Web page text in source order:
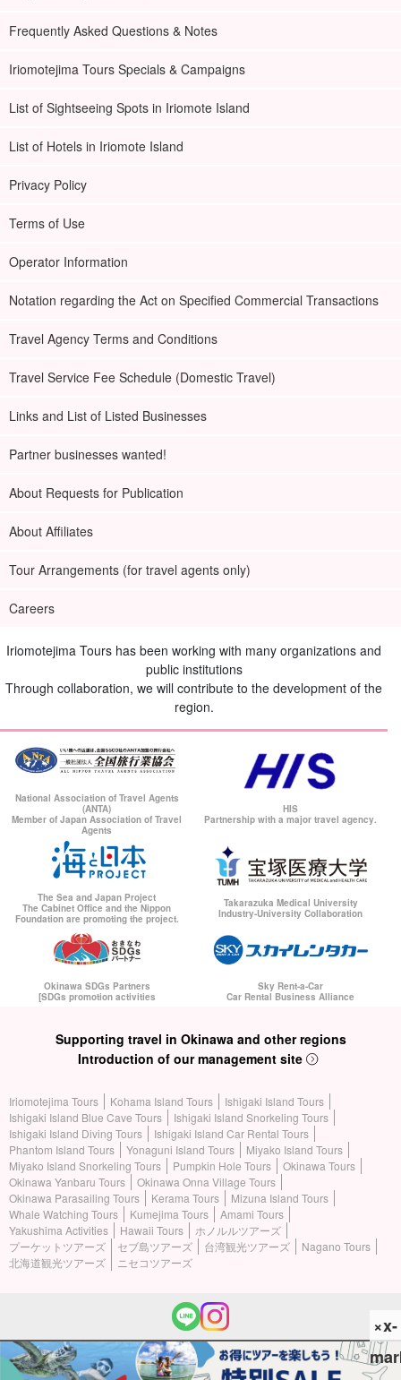
Frequently Asked Questions & Notes
Iriomotejima Tours Specials & Campaigns
List of Sightseeing Spots in Iriomote Island
List of Hotels in Iriomote Island
Privacy Policy
Terms of Use
Operator Information
Notation regarding the Act on Specified Commercial Transactions
Travel Agency Terms and Conditions
Travel Service Fee Schedule (Domestic Travel)
Links and List of Listed Businesses
Partner businesses wanted!
About Requests for Publication
About Affiliates
Tour Arrangements (for travel agents only)
Careers
Iriomotejima Tours has been working with many organizations and
public institutions
Through collaboration, we will contribute to the development of the
region.
National Association of Travel Agents
(ANTA)
Member of Japan Association of Travel
Agents
HIS
Partnership with a major travel agency.
The Sea and Japan Project
The Cabinet Office and the Nippon
Foundation are promoting the project.
Takarazuka Medical University
Industry-University Collaboration
Okinawa SDGs Partners
[SDGs promotion activities
Sky Rent-a-Car
Car Rental Business Alliance
Supporting travel in Okinawa and other regions
Introduction of our management site
Iriomotejima Tours Kohama Island Tours
Ishigaki Island Tours
Ishigaki Island Blue Cave Tours
Ishigaki Island Snorkeling Tours
Ishigaki Island Diving Tours
Ishigaki Island Car Rental Tours
Phantom Island Tours
Yonaguni Island Tours
Miyako Island Tours
Miyako Island Snorkeling Tours
Pumpkin Hole Tours
Okinawa Tours
Okinawa Yanbaru Tours
Okinawa Onna Village Tours
Okinawa Parasailing Tours
Kerama Tours
Mizuna Island Tours
Whale Watching Tours
Kumejima Tours
Amami Tours
Yakushima Activities
Hawaii Tours
ホノルルツアーズ
プーケットツアーズ
セブ島ツアーズ 台湾観光ツアーズ
Nagano Tours
北海道観光ツアーズ
ニセコツアーズ
(c) 2026 Iriomotejima Tours All Rights Reserved.
×x-